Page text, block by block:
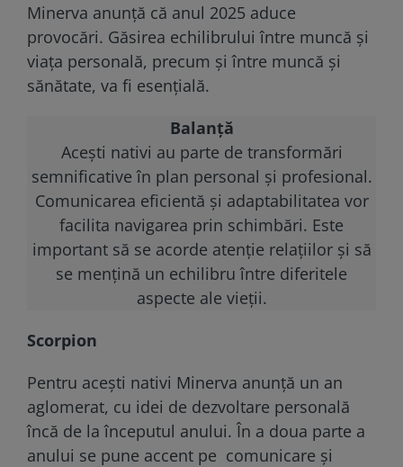
Minerva anunță că anul 2025 aduce
provocări. Găsirea echilibrului între muncă și
viața personală, precum și între muncă și
sănătate, va fi esențială.
Balanță
Acești nativi au parte de transformări
semnificative în plan personal și profesional.
Comunicarea eficientă și adaptabilitatea vor
facilita navigarea prin schimbări. Este
important să se acorde atenție relațiilor și să
se mențină un echilibru între diferitele
aspecte ale vieții.
Scorpion
Pentru acești nativi Minerva anunță un an
aglomerat, cu idei de dezvoltare personală
încă de la începutul anului. În a doua parte a
anului se pune accent pe comunicare și